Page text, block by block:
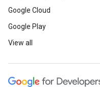
Google Cloud
Google Play
View all